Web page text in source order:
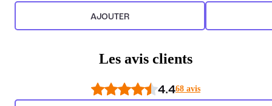
AJOUTER
Les avis clients
4.468 avis